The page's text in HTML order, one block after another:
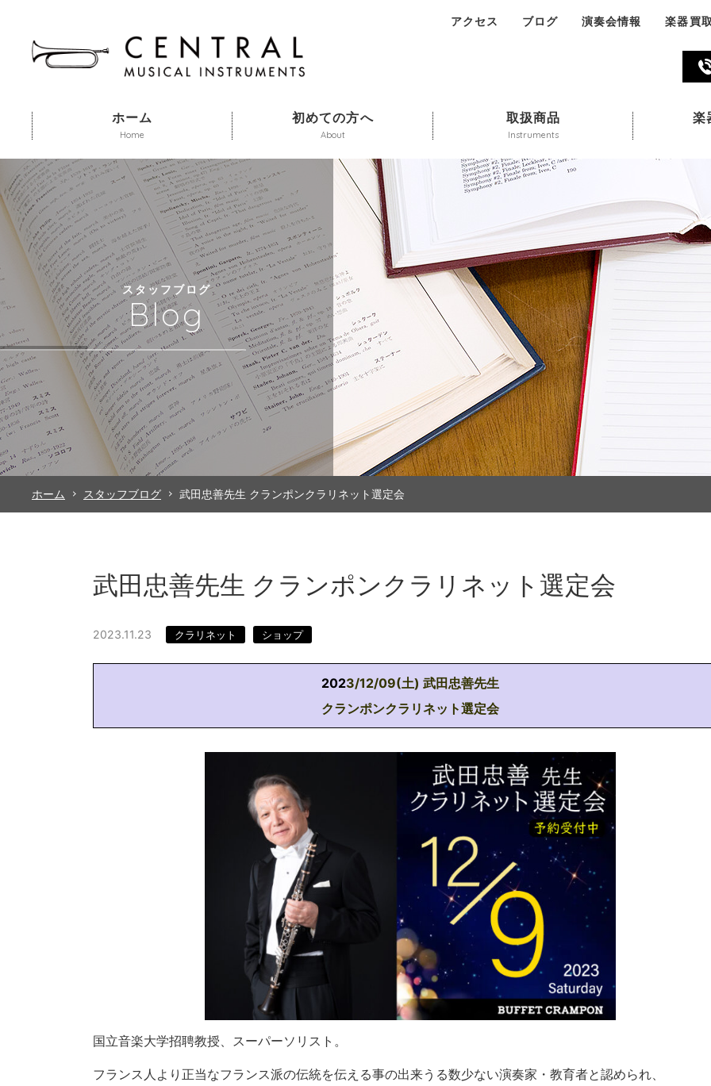
アクセス ブログ 演奏会情報 楽器買
045-324-
ホーム
Home
初めての方へ
About
取扱商品
Instruments
楽
スタッフブログ
Blog
ホーム スタッフブログ 武田忠善先生 クランポンクラリネット選定会
武田忠善先生 クランポンクラリネット選定会
2023.11.23 クラリネット ショップ
2023/12/09(土) 武田忠善先生
クランポンクラリネット選定会
国立音楽大学招聘教授、スーパーソリスト。
フランス人より正当なフランス派の伝統を伝える事の出来うる数少ない演奏家・教育者と認められ、